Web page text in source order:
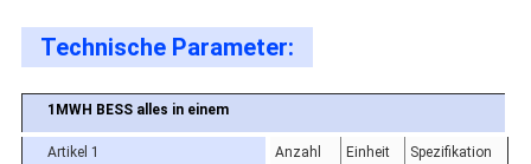
Technische Parameter:
1MWH BESS alles in einem
Artikel 1
Anzahl
Einheit Spezifikation